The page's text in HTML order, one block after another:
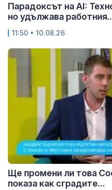
Парадоксът на AI:
но удължава
11:50 • 10.08.26
Ще промени ли това
показа как сградите...